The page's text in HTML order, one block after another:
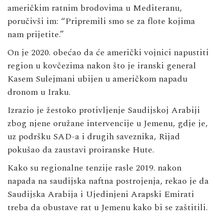
američkim ratnim brodovima u Mediteranu,
poručivši im: “Pripremili smo se za flote kojima
nam prijetite.”
On je 2020. obećao da će američki vojnici napustiti
region u kovčezima nakon što je iranski general
Kasem Sulejmani ubijen u američkom napadu
dronom u Iraku.
Izrazio je žestoko protivljenje Saudijskoj Arabiji
zbog njene oružane intervencije u Jemenu, gdje je,
uz podršku SAD-a i drugih saveznika, Rijad
pokušao da zaustavi proiranske Hute.
Kako su regionalne tenzije rasle 2019. nakon
napada na saudijska naftna postrojenja, rekao je da
Saudijska Arabija i Ujedinjeni Arapski Emirati
treba da obustave rat u Jemenu kako bi se zaštitili.